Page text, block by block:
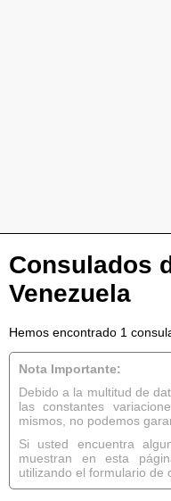
Consulados
Venezuela
Hemos encontrado 1
Nota Importante:
Debido a la multitud de
las constantes
mismos, no podemos
Si usted encuentra
muestran en esta
utilizando el formulario de